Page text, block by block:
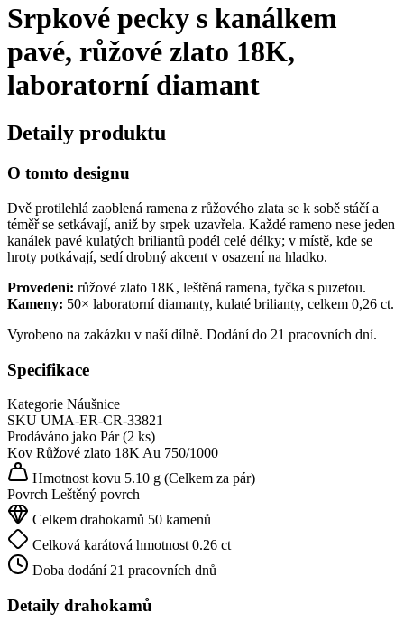
Srpkové pecky s kanálkem
pavé, růžové zlato 18K,
laboratorní diamant
Detaily produktu
O tomto designu
Dvě protilehlá zaoblená ramena z růžového zlata se k sobě stáčí a
téměř se setkávají, aniž by srpek uzavřela. Každé rameno nese jeden
kanálek pavé kulatých briliantů podél celé délky; v místě, kde se
hroty potkávají, sedí drobný akcent v osazení na hladko.
Provedení: růžové zlato 18K, leštěná ramena, tyčka s puzetou.
Kameny: 50× laboratorní diamanty, kulaté brilianty, celkem 0,26 ct.
Vyrobeno na zakázku v naší dílně. Dodání do 21 pracovních dní.
Specifikace
Kategorie Náušnice
SKU UMA-ER-CR-33821
Prodáváno jako Pár (2 ks)
Kov Růžové zlato 18KAu 750/1000
Hmotnost kovu 5.10 g (Celkem za pár)
Povrch Leštěný povrch
Celkem drahokamů 50 kamenů
Celková karátová hmotnost 0.26 ct
Doba dodání 21 pracovních dnů
Detaily drahokamů